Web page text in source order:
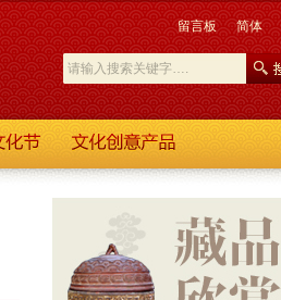
留言板 简体